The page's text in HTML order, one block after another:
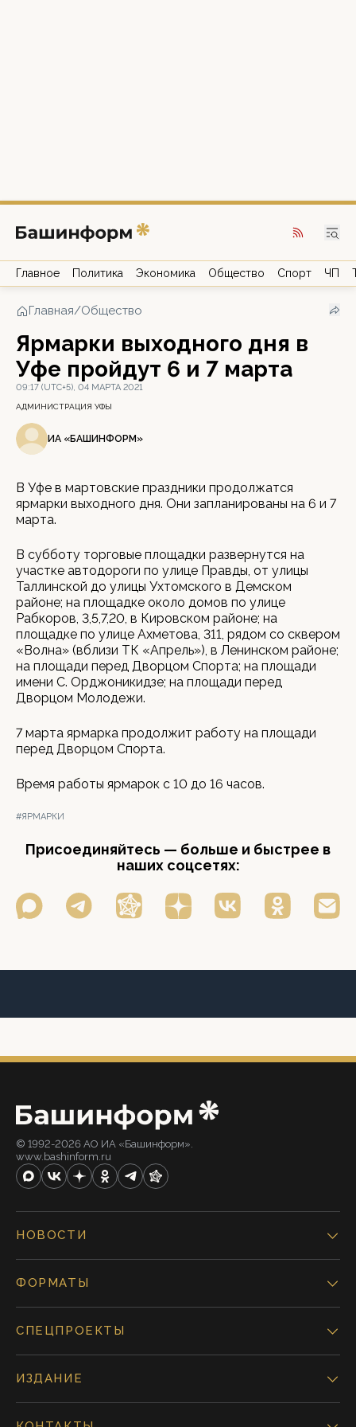
Главное Политика Экономика Общество Спорт ЧП
Главная/Общество
Ярмарки выходного дня в
Уфе пройдут 6 и 7 марта
09:17 (UTC+5), 04 МАРТА 2021
АДМИНИСТРАЦИЯ УФЫ
ИА «БАШИНФОРМ»
В Уфе в мартовские праздники продолжатся
ярмарки выходного дня. Они запланированы на 6 и 7
марта.
В субботу торговые площадки развернутся на
участке автодороги по улице Правды, от улицы
Таллинской до улицы Ухтомского в Демском
районе; на площадке около домов по улице
Рабкоров, 3,5,7,20, в Кировском районе; на
площадке по улице Ахметова, 311, рядом со сквером
«Волна» (вблизи ТК «Апрель»), в Ленинском районе;
на площади перед Дворцом Спорта; на площади
имени С. Орджоникидзе; на площади перед
Дворцом Молодежи.
7 марта ярмарка продолжит работу на площади
перед Дворцом Спорта.
Время работы ярмарок с 10 до 16 часов.
#ЯРМАРКИ
Присоединяйтесь — больше и быстрее в
наших соцсетях:
© 1992-2026 АО ИА «Башинформ».
www.bashinform.ru
НОВОСТИ
ФОРМАТЫ
СПЕЦПРОЕКТЫ
ИЗДАНИЕ